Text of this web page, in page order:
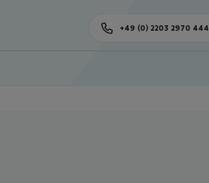
+49 (0) 2203 2970 444